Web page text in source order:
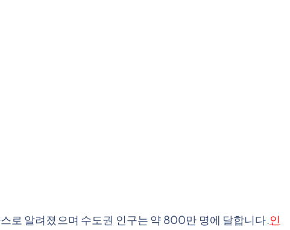
로 알려졌으며 수도권 인구는 약 800만 명에 달합니다.인